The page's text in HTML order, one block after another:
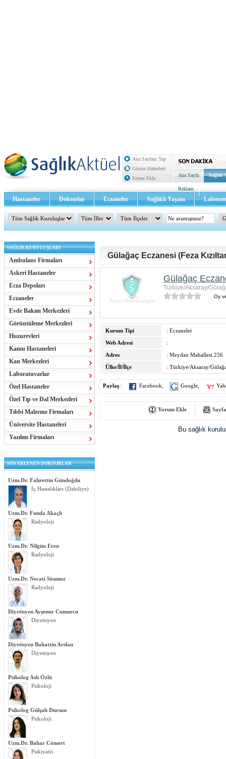
Ana Sayfam Yap
Günün Haberleri
Sitene Ekle
Ana Sayfa Sağlık
Reklam
Hastaneler Doktorlar Eczaneler Sağlıklı Yaşam
Sağlık TV - Video İletişim
SAĞLIK KURULUŞLARI
Ambulans Firmaları
Askeri Hastaneler
Ecza Depoları
Eczaneler
Evde Bakım Merkezleri
Görüntüleme Merkezleri
Huzurevleri
Kamu Hastaneleri
Kan Merkezleri
Laboratuvarlar
Özel Hastaneler
Özel Tıp ve Dal Merkezleri
Tıbbi Malzeme Firmaları
Üniversite Hastaneleri
Yazılım Firmaları
SON EKLENEN DOKTORLAR
Uzm.Dr. Fahrettin Gündoğdu
İç Hastalıkları (Dahiliye)
Uzm.Dr. Funda Akaçlı
Radyoloji
Uzm.Dr. Nilgün Eren
Radyoloji
Uzm.Dr. Necati Sönmez
Radyoloji
Diyetisyen Ayşenur Cumurcu
Diyetisyen
Diyetisyen Bahattin Arslan
Diyetisyen
Psikolog Aslı Özlü
Psikoloji
Psikolog Gülşah Dursun
Psikoloji
Uzm.Dr. Bahar Cömert
Psikiyatri
Gülağaç Eczanesi (Feza
Gülağaç
Türkiye/Aksaray/
Oy
Kurum Tipi
: Eczaneler
Web Adresi
:
Adres
: Meydan Mahallesi 256
Ülke/İl/İlçe
: Türkiye/Aksaray/
Paylaş : Facebook Google
Yorum Ekle
Bu sağlık